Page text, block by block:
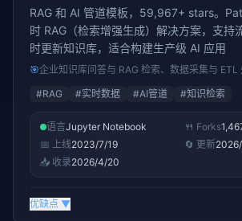
RAG 和 AI 管道模板，59,967+ stars。
时 RAG（检索增强生成）解决方案，支持
时更新知识库，适合构建生产级 AI 应用
🎯企业知识库问答与 RAG 检索、数据采集与 ETL
#RAG #实时数据 #AI管道 #知识检索
语言Jupyter Notebook 🍴 Forks
📅 上线2023/7/19 🔄 更新
📥 收录2026/4/20
优缺点 ▼